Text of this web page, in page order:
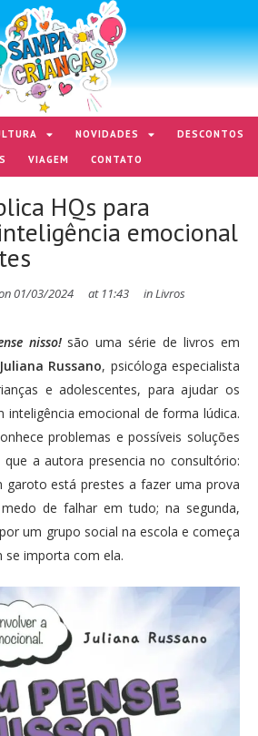
NOVIDADES
DESCONTOS
VIAGEM CONTATO
HQs para
emocional
01/03/2024 at 11:43 inLivros
nisso!são uma série de livros em
Juliana Russano, psicóloga especialista
e adolescentes, para ajudar os
inteligência emocional de forma lúdica.
problemas e possíveis soluções
a autora presencia no consultório:
garoto está prestes a fazer uma prova
de falhar em tudo; na segunda,
um grupo social na escola e começa
se importa com ela.